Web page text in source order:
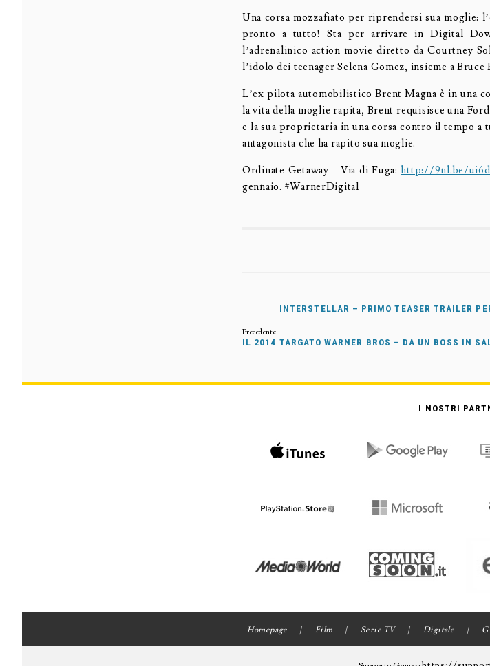
Una corsa mozzafiato per riprendersi sua moglie:
pronto a tutto! Sta per arrivare in Digital
l’adrenalinico action movie diretto da Courtney
l’idolo dei teenager Selena Gomez, insieme a Bruce
L’ex pilota automobilistico Brent Magna è in una
la vita della moglie rapita, Brent requisisce una
e la sua proprietaria in una corsa contro il tempo
antagonista che ha rapito sua moglie.
Ordinate Getaway – Via di Fuga:http://9nl.be/ui6d
gennaio. #WarnerDigital
INTERSTELLAR – PRIMO TEASER TRAILER
IL 2014 TARGATO WARNER BROS – DA UN BOSS IN
I NOSTRI
Homepage Film Serie TV Digitale